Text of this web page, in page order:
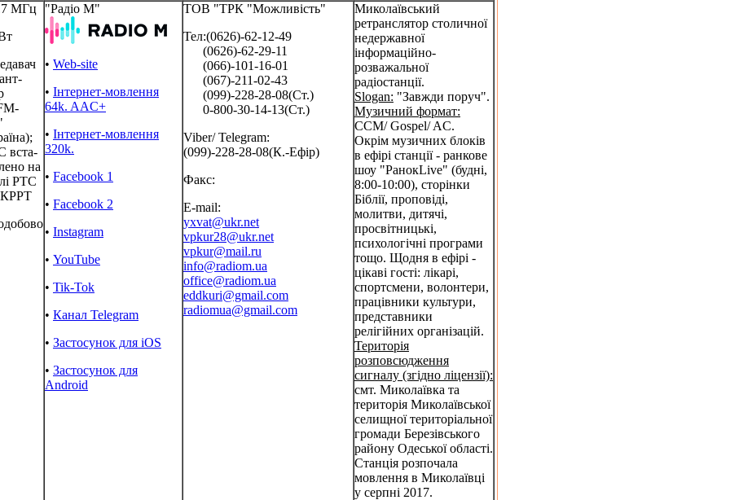
МГц
вста-
на
РТС
"Радіо М"
• Web-site
• Інтернет-мовлення
64k. AAC+
• Інтернет-мовлення
320k.
• Facebook 1
• Facebook 2
• Instagram
• YouTube
• Tik-Tok
• Канал Telegram
• Застосунок для iOS
• Застосунок для
Android
ТОВ "ТРК "Можливість"
Тел:(0626)-62-12-49
(0626)-62-29-11
(066)-101-16-01
(067)-211-02-43
(099)-228-28-08(Ст.)
0-800-30-14-13(Ст.)
Viber/ Telegram:
(099)-228-28-08(К.-Ефір)
Факс:
E-mail:
yxvat@ukr.net
vpkur28@ukr.net
vpkur@mail.ru
info@radiom.ua
office@radiom.ua
eddkuri@gmail.com
radiomua@gmail.com
Миколаївський
ретранслятор столичної
недержавної
інформаційно-
розважальної
радіостанції.
Slogan: "Завжди поруч".
Музичний формат:
CCM/ Gospel/ AC.
Окрім музичних блоків
в ефірі станції - ранкове
шоу "РанокLive" (будні,
8:00-10:00), сторінки
Біблії, проповіді,
молитви, дитячі,
просвітницькі,
психологічні програми
тощо. Щодня в ефірі -
цікаві гості: лікарі,
спортсмени, волонтери,
працівники культури,
представники
релігійних організацій.
Територія
розповсюдження
сигналу (згідно ліцензії):
смт. Миколаївка та
територія Миколаївської
селищної територіальної
громади Березівського
району Одеської області.
Станція розпочала
мовлення в Миколаївці
у серпні 2017.